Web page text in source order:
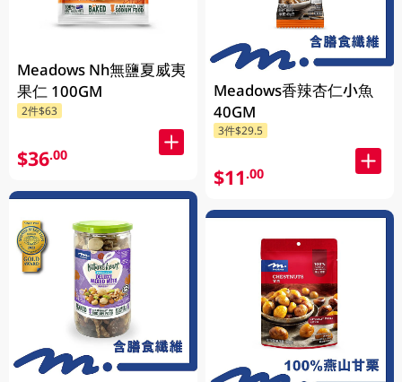
Meadows Nh無鹽夏威夷
果仁 100GM
2件$63
$36.00
Meadows香辣杏仁小魚
40GM
3件$29.5
$11.00